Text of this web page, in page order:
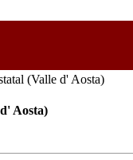
(Valle d' Aosta)
Aosta)